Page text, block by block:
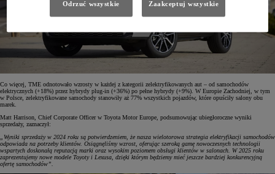
Co więcej, TME odnotowało wzrosty w każdej z kategorii zelektryfikowanych aut – od samochodów
elektrycznych (+18%) przez hybrydy plug-in (+36%) po pełne hybrydy (+9%). W Europie Zachodniej, w tym
w Polsce, zelektryfikowane samochody stanowiły aż 77% wszystkich pojazdów, które opuściły salony obu
marek.
Matt Harrison, Chief Corporate Officer w Toyota Motor Europe, podsumowując ubiegłoroczne wyniki
sprzedaży, zaznaczył:
„Wyniki sprzedaży w 2024 roku są potwierdzeniem, że nasza wielotorowa strategia elektryfikacji samochodów
odpowiada na potrzeby klientów. Osiągnęliśmy wzrost, oferując szeroką gamę nowoczesnych technologii
wspartych doskonałą reputacją marki oraz wysokim poziomem obsługi klientów w salonach. W 2025 roku
zaprezentujemy nowe modele Toyoty i Lexusa, dzięki którym będziemy mieć jeszcze bardziej konkurencyjną
ofertę samochodów”.
Odrzuć wszystkie Zaakceptuj wszystkie